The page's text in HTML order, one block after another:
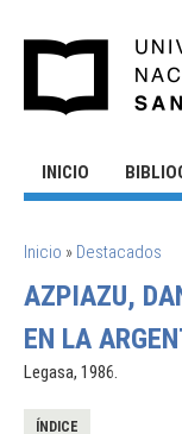
INICIO
SE ENCUENTRA
Inicio » Destacados
AZPIAZU,
EN LA
Legasa, 1986.
ÍNDICE